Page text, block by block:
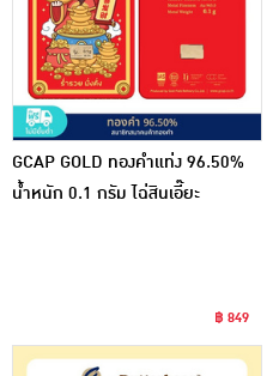
GCAP GOLD ทองคำแท่ง 96.50%
น้ำหนัก 0.1 กรัม ไฉ่สินเอี๊ยะ
฿ 849